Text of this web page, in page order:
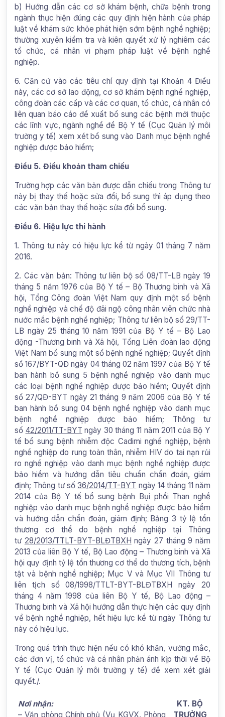
b) Hướng dẫn các cơ sở khám bệnh, chữa bệnh trong
ngành thực hiện đúng các quy định hiện hành của pháp
luật về khám sức khỏe phát hiện sớm bệnh nghề nghiệp;
thường xuyên kiểm tra và kiên quyết xử lý nghiêm các
tổ chức, cá nhân vi phạm pháp luật về bệnh nghề
nghiệp.
6. Căn cứ vào các tiêu chí quy định tại Khoản 4 Điều
này, các cơ sở lao động, cơ sở khám bệnh nghề nghiệp,
công đoàn các cấp và các cơ quan, tổ chức, cá nhân có
liên quan báo cáo đề xuất bổ sung các bệnh mới thuộc
các lĩnh vực, ngành nghề để Bộ Y tế (Cục Quản lý môi
trường y tế) xem xét bổ sung vào Danh mục bệnh nghề
nghiệp được bảo hiểm;
Điều 5. Điều khoản tham chiếu
Trường hợp các văn bản được dẫn chiếu trong Thông tư
này bị thay thế hoặc sửa đổi, bổ sung thì áp dụng theo
các văn bản thay thế hoặc sửa đổi bổ sung.
Điều 6. Hiệu lực thi hành
1. Thông tư này có hiệu lực kể từ ngày 01 tháng 7 năm
2016.
2. Các văn bản: Thông tư liên bộ số 08/TT-LB ngày 19
tháng 5 năm 1976 của Bộ Y tế – Bộ Thương binh và Xã
hội, Tổng Công đoàn Việt Nam quy định một số bệnh
nghề nghiệp và chế độ đãi ngộ công nhân viên chức nhà
nước mắc bệnh nghề nghiệp; Thông tư liên bộ số 29/TT-
LB ngày 25 tháng 10 năm 1991 của Bộ Y tế – Bộ Lao
động -Thương binh và Xã hội, Tổng Liên đoàn lao động
Việt Nam bổ sung một số bệnh nghề nghiệp; Quyết định
số 167/BYT-QĐ ngày 04 tháng 02 năm 1997 của Bộ Y tế
ban hành bổ sung 5 bệnh nghề nghiệp vào danh mục
các loại bệnh nghề nghiệp được bảo hiểm; Quyết định
số 27/QĐ-BYT ngày 21 tháng 9 năm 2006 của Bộ Y tế
ban hành bổ sung 04 bệnh nghề nghiệp vào danh mục
bệnh nghề nghiệp được bảo hiểm; Thông tư
số 42/2011/TT-BYT ngày 30 tháng 11 năm 2011 của Bộ Y
tế bổ sung bệnh nhiễm độc Cadimi nghề nghiệp, bệnh
nghề nghiệp do rung toàn thân, nhiễm HIV do tai nạn rủi
ro nghề nghiệp vào danh mục bệnh nghề nghiệp được
bảo hiểm và hướng dẫn tiêu chuẩn chẩn đoán, giám
định; Thông tư số36/2014/TT-BYT ngày 14 tháng 11 năm
2014 của Bộ Y tế bổ sung bệnh Bụi phổi Than nghề
nghiệp vào danh mục bệnh nghề nghiệp được bảo hiểm
và hướng dẫn chẩn đoán, giám định; Bảng 3 tỷ lệ tổn
thương cơ thể do bệnh nghề nghiệp tại Thông
tư 28/2013/TTLT-BYT-BLĐTBXH ngày 27 tháng 9 năm
2013 của liên Bộ Y tế, Bộ Lao động – Thương binh và Xã
hội quy định tỷ lệ tổn thương cơ thể do thương tích, bệnh
tật và bệnh nghề nghiệp; Mục V và Mục VII Thông tư
liên tịch số 08/1998/TTLT-BYT-BLĐTBXH ngày 20
tháng 4 năm 1998 của liên Bộ Y tế, Bộ Lao động –
Thương binh và Xã hội hướng dẫn thực hiện các quy định
về bệnh nghề nghiệp, hết hiệu lực kể từ ngày Thông tư
này có hiệu lực.
Trong quá trình thực hiện nếu có khó khăn, vướng mắc,
các đơn vị, tổ chức và cá nhân phản ánh kịp thời về Bộ
Y tế (Cục Quản lý môi trường y tế) để xem xét giải
quyết./.
Nơi nhận:
– Văn phòng Chính phủ (Vụ KGVX, Phòng
KT. BỘ
TRƯỞNG